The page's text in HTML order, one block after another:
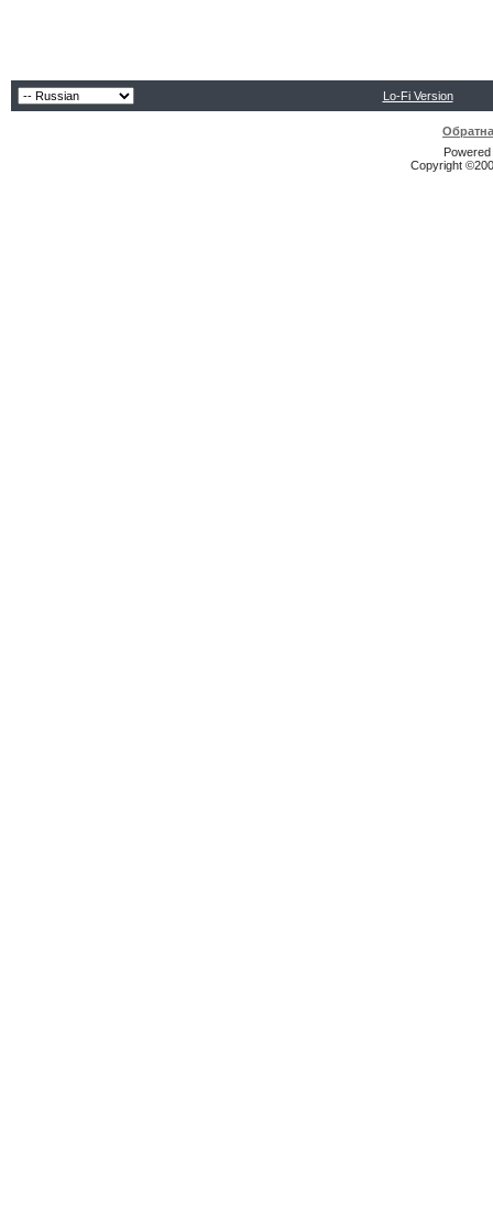
Lo-Fi Version
Copyright